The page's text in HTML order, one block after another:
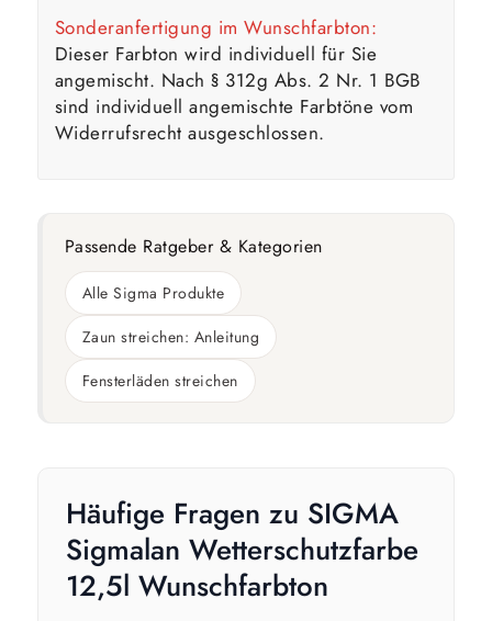
Sonderanfertigung im Wunschfarbton:
Dieser Farbton wird individuell für Sie
angemischt. Nach § 312g Abs. 2 Nr. 1 BGB
sind individuell angemischte Farbtöne vom
Widerrufsrecht ausgeschlossen.
Passende Ratgeber & Kategorien
Alle Sigma Produkte
Zaun streichen: Anleitung
Fensterläden streichen
Häufige Fragen zu SIGMA
Sigmalan Wetterschutzfarbe
12,5l Wunschfarbton